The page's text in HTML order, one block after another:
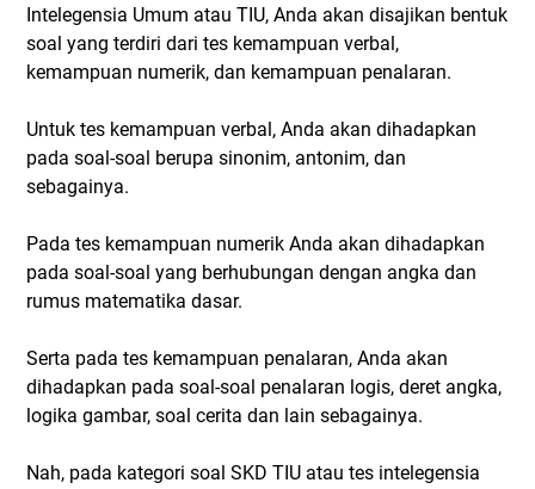
Intelegensia Umum atau TIU, Anda akan disajikan bentuk
soal yang terdiri dari tes kemampuan verbal,
kemampuan numerik, dan kemampuan penalaran.
Untuk tes kemampuan verbal, Anda akan dihadapkan
pada soal-soal berupa sinonim, antonim, dan
sebagainya.
Pada tes kemampuan numerik Anda akan dihadapkan
pada soal-soal yang berhubungan dengan angka dan
rumus matematika dasar.
Serta pada tes kemampuan penalaran, Anda akan
dihadapkan pada soal-soal penalaran logis, deret angka,
logika gambar, soal cerita dan lain sebagainya.
Nah, pada kategori soal SKD TIU atau tes intelegensia